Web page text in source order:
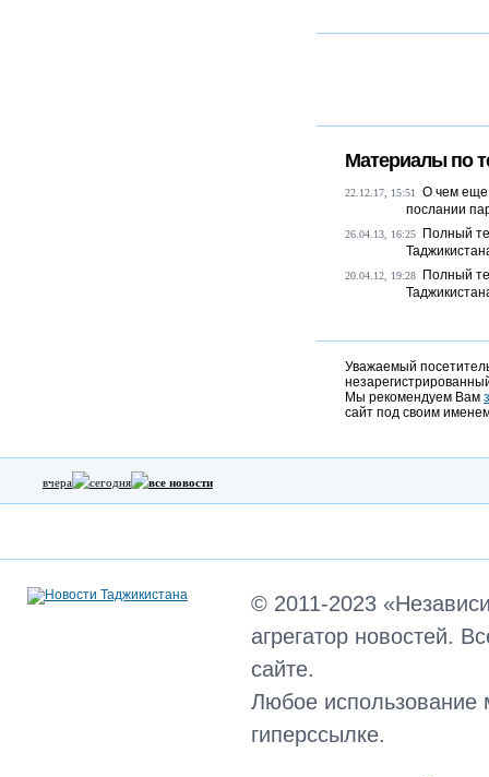
Материалы по
22.12.17, 15:51
О чем еще
послании
26.04.13, 16:25
Полный
20.04.12, 19:28
Полный
Уважаемый
Мы рекомендуем Вам
сайт под своим
вчера сегодня все новости
© 2011-2023
агрегатор новостей.
сайте.
Любое использование
гиперссылке.